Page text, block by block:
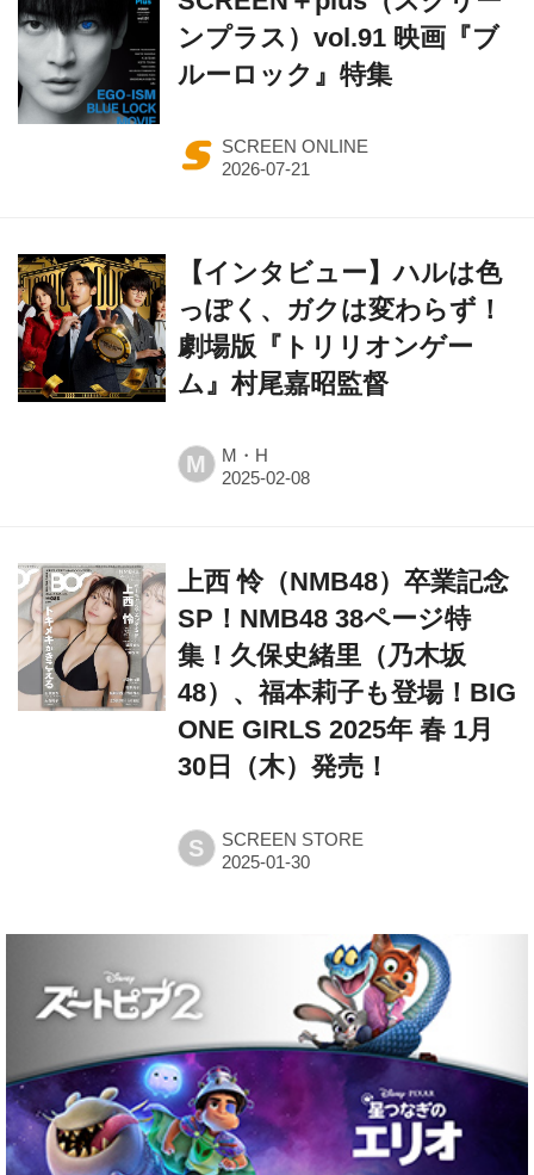
ルーロック』特集
SCREEN ONLINE
っぽく、ガクは変わらず！
劇場版『トリリオンゲー
ム』村尾嘉昭監督
M・H
SP！NMB48 38ページ特
集！久保史緒里（乃木坂
48）、福本莉子も登場！BIG
ONE GIRLS 2025年 春 1月
30日（木）発売！
SCREEN STORE